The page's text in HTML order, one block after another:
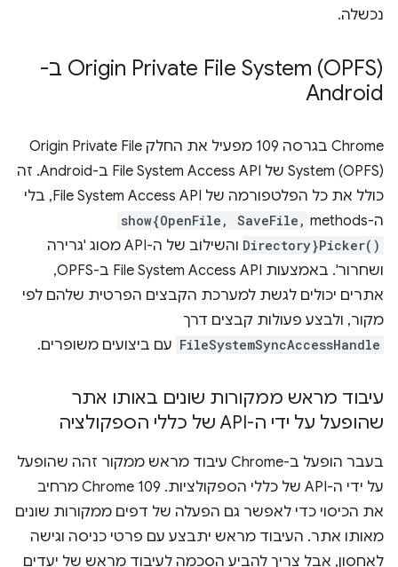
נכשלה.
Origin Private File System (OPFS) ב-
Android
Chrome בגרסה 109 מפעיל את החלק Origin Private File
System (OPFS) של File System Access API ב-Android. זה
כולל את כל הפלטפורמה של File System Access API, בלי
ה-methods
show{OpenFile, SaveFile,
Directory}Picker()
והשילוב של ה-API מסוג 'גרירה
ושחרור'. באמצעות File System Access API ב-OPFS,
אתרים יכולים לגשת למערכת הקבצים הפרטית שלהם לפי
מקור, ולבצע פעולות קבצים דרך
FileSystemSyncAccessHandle עם ביצועים משופרים.
עיבוד מראש ממקורות שונים באותו אתר
שהופעל על ידי ה-API של כללי הספקולציה
בעבר הופעל ב-Chrome עיבוד מראש ממקור זהה שהופעל
על ידי ה-API של כללי הספקולציות. Chrome 109 מרחיב
את הכיסוי כדי לאפשר גם הפעלה של דפים ממקורות שונים
מאותו אתר. העיבוד מראש יתבצע עם פרטי כניסה וגישה
לאחסון, אבל צריך להביע הסכמה לעיבוד מראש של יעדים